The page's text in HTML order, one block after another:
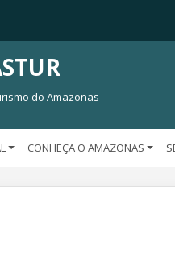
do Amazonas
CONHEÇA O AMAZONAS